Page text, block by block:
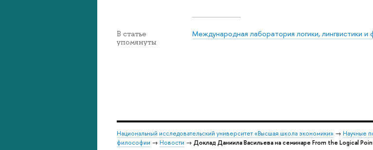
В статье
упомянуты
Международная лаборатория логики, лингвистики
Национальный исследовательский университет «Высшая школа экономики» → Научные
философии → Новости → Доклад Даниила Васильева на семинаре From the Logical